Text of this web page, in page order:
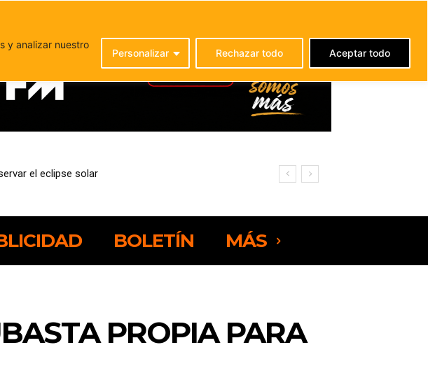
y analizar nuestro
Personalizar Rechazar todo Aceptar todo
el eclipse solar
el futuro del litoral
BOLETÍN MÁS
PROPIA PARA